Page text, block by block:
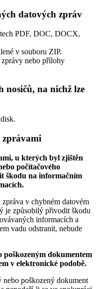
datových zpráv
PDF, DOC, DOCX,
v souboru ZIP.
nebo přílohy
nosičů, na nichž lze
u kterých byl zjištěn
počítačového
škodu na informačním
zpráva v chybném datovém
je způsobilý přivodit škodu
informacích a
vadu odstranit, nebude
poškozeným dokumentem
v elektronické podobě.
nebo poškozený dokument